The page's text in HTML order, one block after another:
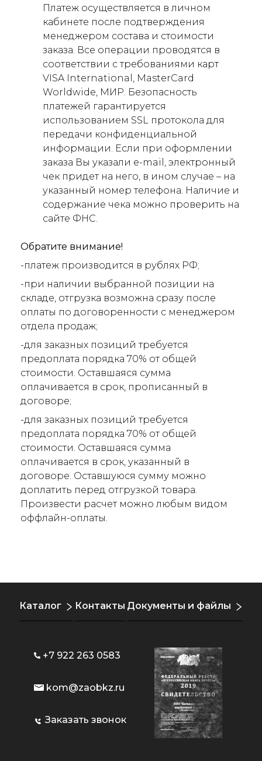
Платеж осуществляется в личном
кабинете после подтверждения
менеджером состава и стоимости
заказа. Все операции проводятся в
соответствии с требованиями карт
VISA International, MasterCard
Worldwide, МИР. Безопасность
платежей гарантируется
использованием SSL протокола для
передачи конфиденциальной
информации. Если при оформлении
заказа Вы указали e-mail, электронный
чек придет на него, в ином случае – на
указанный номер телефона. Наличие и
содержание чека можно проверить на
сайте ФНС.
Обратите внимание!
-платеж производится в рублях РФ;
-при наличии выбранной позиции на
складе, отгрузка возможна сразу после
оплаты по договоренности с менеджером
отдела продаж;
-для заказных позиций требуется
предоплата порядка 70% от общей
стоимости. Оставшаяся сумма
оплачивается в срок, прописанный в
договоре;
-для заказных позиций требуется
предоплата порядка 70% от общей
стоимости. Оставшаяся сумма
оплачивается в срок, указанный в
договоре. Оставшуюся сумму можно
доплатить перед отгрузкой товара.
Произвести расчет можно любым видом
оффлайн-оплаты.
Каталог Контакты Документы и файлы
+7 922 263 0583
kom@zaobkz.ru
Заказать звонок